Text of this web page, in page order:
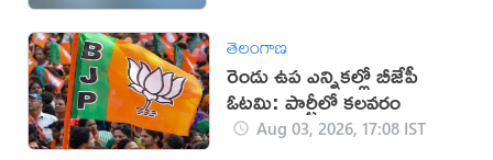
తెలంగాణ
రెండు ఉప ఎన్నికల్లో బీజేపీ
ఓటమి: పార్టీలో కలవరం
Aug 03, 2026, 17:08 IST